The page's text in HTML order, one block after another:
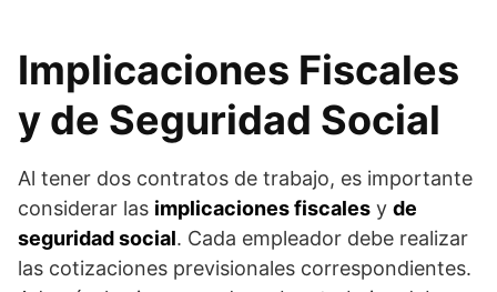
Implicaciones Fiscales
y de Seguridad Social
Al tener dos contratos de trabajo, es importante
considerar las implicaciones fiscales y de
seguridad social. Cada empleador debe realizar
las cotizaciones previsionales correspondientes.